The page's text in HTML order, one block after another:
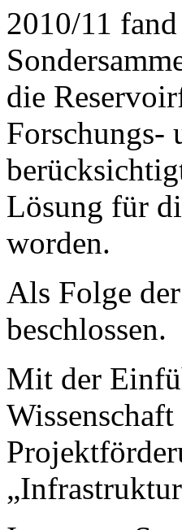
2010/11
die
Forschungs-
Lösung für
worden.
Als Folge
beschlossen.
Mit der